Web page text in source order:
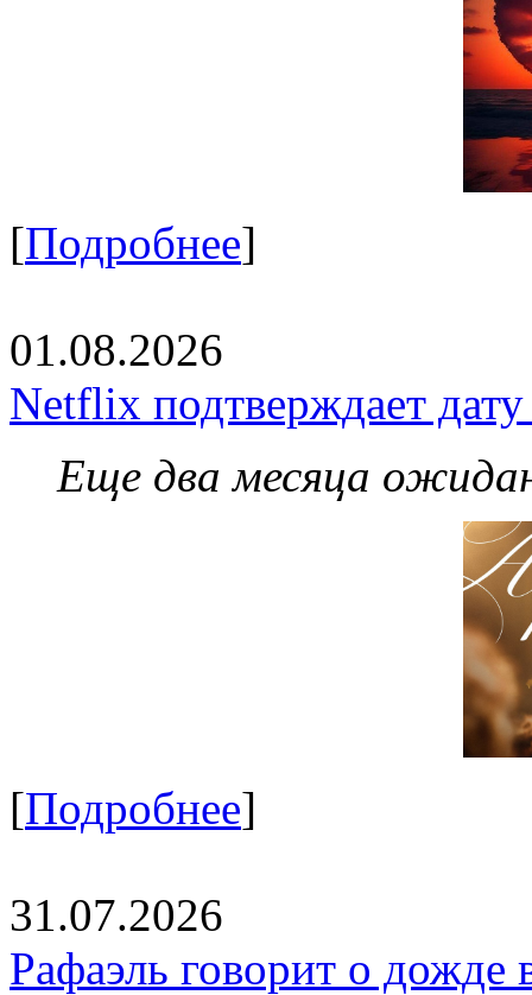
[Подробнее]
01.08.2026
Netflix подтверждает
Еще два месяца
[Подробнее]
31.07.2026
Рафаэль говорит о дожде